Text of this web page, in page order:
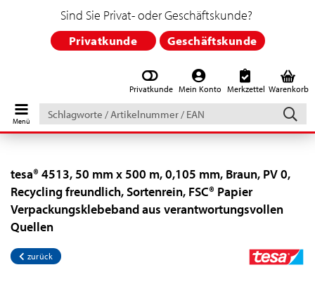
Privatkunde Mein Konto Merkzettel Warenkorb
Schlagworte
/
Artikelnummer
EAN
Sind Sie Privat- oder Geschäftskunde?
Privatkunde Geschäftskunde
tesa® 4513, 50 mm x 500 m, 0,105 mm, Braun, PV 0,
Recycling freundlich, Sortenrein, FSC® Papier
Verpackungsklebeband aus verantwortungsvollen
Quellen
zurück